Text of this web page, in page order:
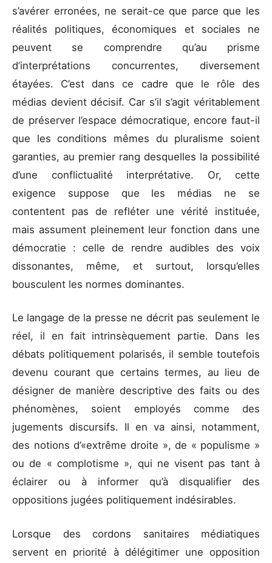
s’avérer erronées, ne serait-ce que parce que les
réalités politiques, économiques et sociales ne
peuvent se comprendre qu’au prisme
d’interprétations concurrentes, diversement
étayées. C’est dans ce cadre que le rôle des
médias devient décisif. Car s’il s’agit véritablement
de préserver l’espace démocratique, encore faut-il
que les conditions mêmes du pluralisme soient
garanties, au premier rang desquelles la possibilité
d’une conflictualité interprétative. Or, cette
exigence suppose que les médias ne se
contentent pas de refléter une vérité instituée,
mais assument pleinement leur fonction dans une
démocratie : celle de rendre audibles des voix
dissonantes, même, et surtout, lorsqu’elles
bousculent les normes dominantes.
Le langage de la presse ne décrit pas seulement le
réel, il en fait intrinsèquement partie. Dans les
débats politiquement polarisés, il semble toutefois
devenu courant que certains termes, au lieu de
désigner de manière descriptive des faits ou des
phénomènes, soient employés comme des
jugements discursifs. Il en va ainsi, notamment,
des notions d’«extrême droite », de « populisme »
ou de « complotisme », qui ne visent pas tant à
éclairer ou à informer qu’à disqualifier des
oppositions jugées politiquement indésirables.
Lorsque des cordons sanitaires médiatiques
servent en priorité à délégitimer une opposition